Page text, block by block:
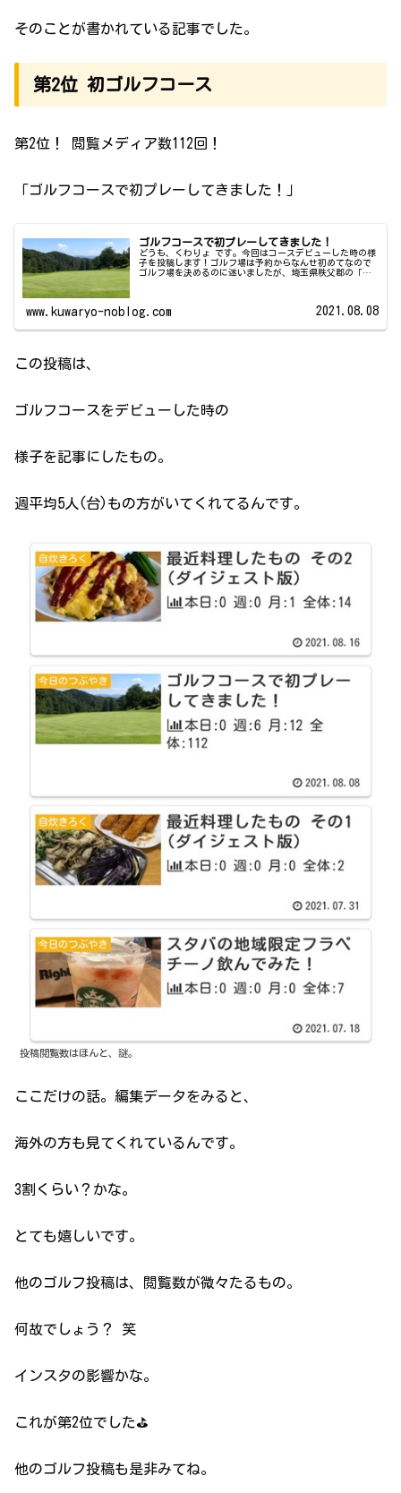
そのことが書かれている記事でした。
第2位 初ゴルフコース
第2位！ 閲覧メディア数112回！
「ゴルフコースで初プレーしてきました！」
ゴルフコースで初プレーしてきました！
どうも、くわりょ です。今回はコースデビューした時の様
子を投稿します！ゴルフ場は予約からなんせ初めてなので
ゴルフ場を決めるのに迷いましたが、埼玉県秩父郡の「東
www.kuwaryo-noblog.com 2021.08.08
この投稿は、
ゴルフコースをデビューした時の
様子を記事にしたもの。
週平均5人(台)もの方がいてくれてるんです。
投稿閲覧数はほんと、謎。
ここだけの話。編集データをみると、
海外の方も見てくれているんです。
3割くらい？かな。
とても嬉しいです。
他のゴルフ投稿は、閲覧数が微々たるもの。
何故でしょう？ 笑
インスタの影響かな。
これが第2位でした⛳️
他のゴルフ投稿も是非みてね。